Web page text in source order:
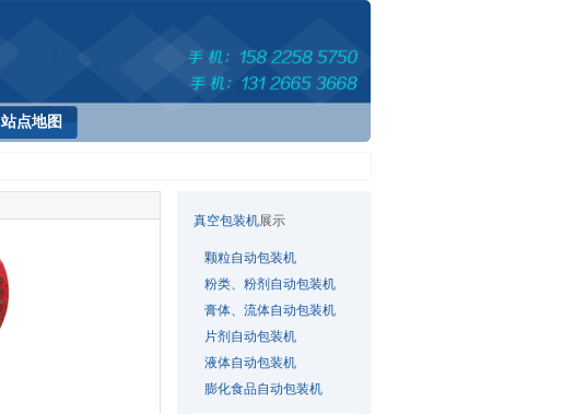
站点地图
真空包装机展示
颗粒自动包装机
粉类、粉剂自动包装机
膏体、流体自动包装机
片剂自动包装机
液体自动包装机
膨化食品自动包装机